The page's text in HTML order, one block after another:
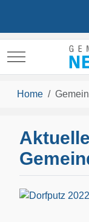
Mobile Menu
Home